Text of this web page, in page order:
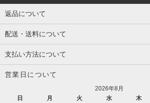
返品について
配送・送料について
支払い方法について
営業日について
2026年8月
日
月 火 水 木